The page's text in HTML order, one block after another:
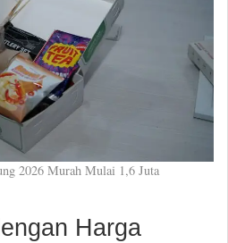
2026 Murah Mulai 1,6 Juta
Harga